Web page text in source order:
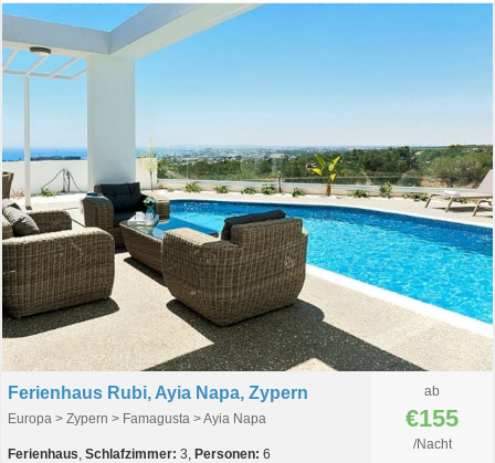
Ferienhaus Rubi, Ayia Napa, Zypern
Europa > Zypern > Famagusta > Ayia Napa
Ferienhaus Schlafzimmer: 3, Personen: 6
ab
€155
/Nacht